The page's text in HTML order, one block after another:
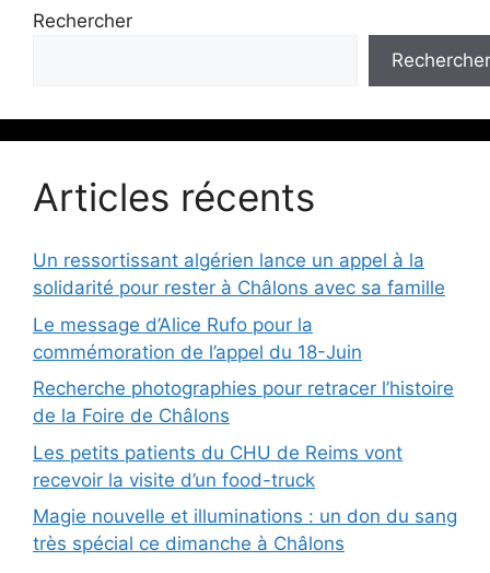
Rechercher
Rechercher
Articles récents
Un ressortissant algérien lance un appel à la
solidarité pour rester à Châlons avec sa famille
Le message d’Alice Rufo pour la
commémoration de l’appel du 18-Juin
Recherche photographies pour retracer l’histoire
de la Foire de Châlons
Les petits patients du CHU de Reims vont
recevoir la visite d’un food-truck
Magie nouvelle et illuminations : un don du sang
très spécial ce dimanche à Châlons